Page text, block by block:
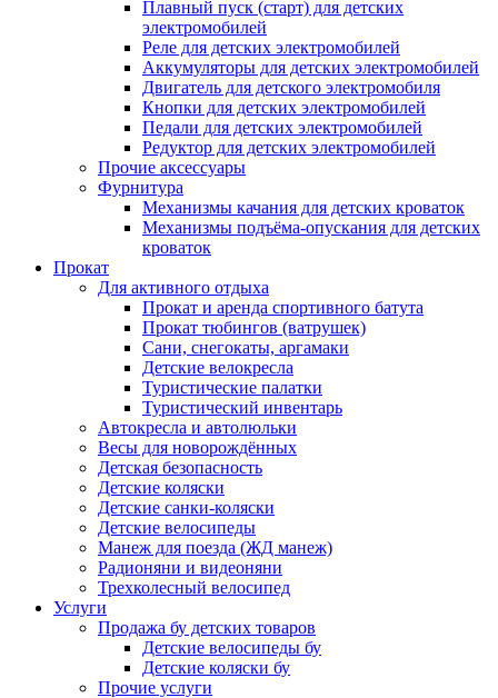
Плавный пуск (старт) для детских
электромобилей
Реле для детских электромобилей
Аккумуляторы для детских электромобилей
Двигатель для детского электромобиля
Кнопки для детских электромобилей
Педали для детских электромобилей
Редуктор для детских электромобилей
Прочие аксессуары
Фурнитура
Механизмы качания для детских кроваток
Механизмы подъёма-опускания для детских
кроваток
Прокат
Для активного отдыха
Прокат и аренда спортивного батута
Прокат тюбингов (ватрушек)
Сани, снегокаты, аргамаки
Детские велокресла
Туристические палатки
Туристический инвентарь
Автокресла и автолюльки
Весы для новорождённых
Детская безопасность
Детские коляски
Детские санки-коляски
Детские велосипеды
Манеж для поезда (ЖД манеж)
Радионяни и видеоняни
Трехколесный велосипед
Услуги
Продажа бу детских товаров
Детские велосипеды бу
Детские коляски бу
Прочие услуги